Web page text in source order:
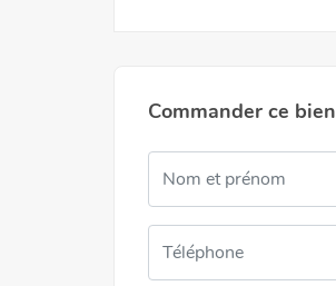
Commander ce bien